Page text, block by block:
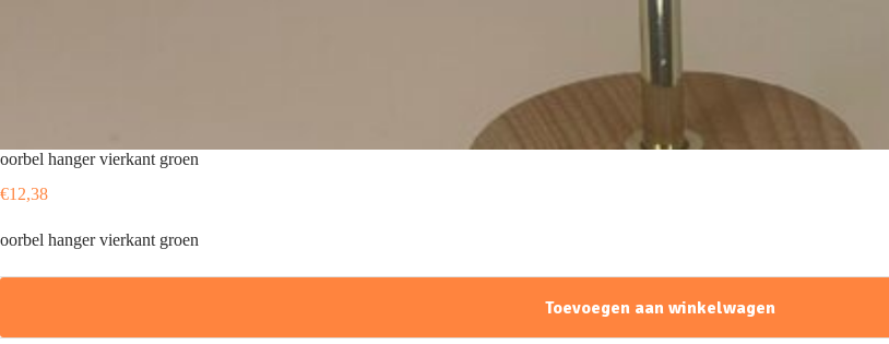
oorbel hanger vierkant groen
€12,38
oorbel hanger vierkant groen
Toevoegen aan winkelwagen